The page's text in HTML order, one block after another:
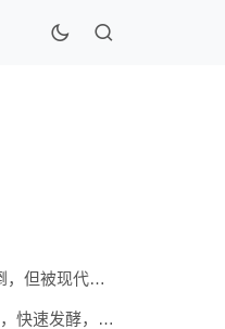
细说中医发展史，千年根基不会被推倒，但被现代医疗模式堵住出路
天冷发面，不要只放酵母！多加这3样，快速发酵，蓬松香软弹性十足